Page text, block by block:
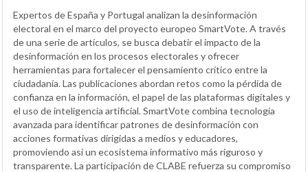
Expertos de España y Portugal analizan la desinformación
electoral en el marco del proyecto europeo SmartVote. A través
de una serie de artículos, se busca debatir el impacto de la
desinformación en los procesos electorales y ofrecer
herramientas para fortalecer el pensamiento crítico entre la
ciudadanía. Las publicaciones abordan retos como la pérdida de
confianza en la información, el papel de las plataformas digitales y
el uso de inteligencia artificial. SmartVote combina tecnología
avanzada para identificar patrones de desinformación con
acciones formativas dirigidas a medios y educadores,
promoviendo así un ecosistema informativo más riguroso y
transparente. La participación de CLABE refuerza su compromiso